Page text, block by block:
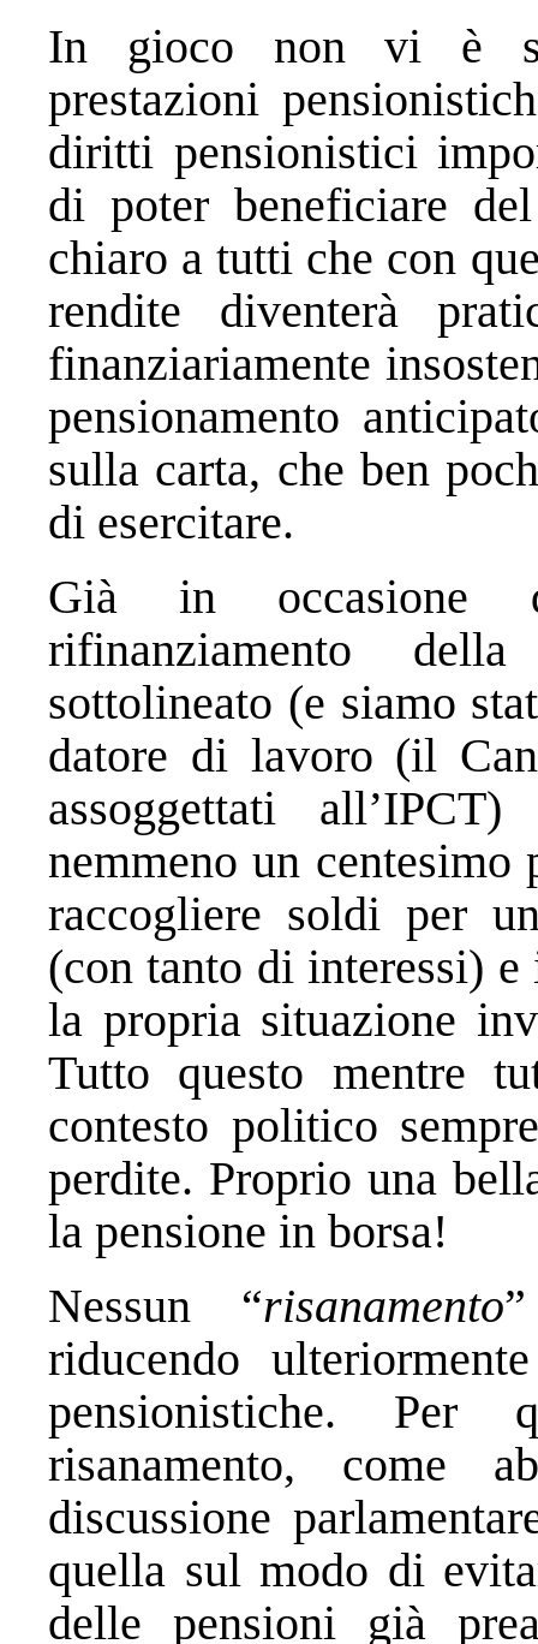
In gioco non vi è
prestazioni
diritti pensionistici
di poter beneficiare
chiaro a tutti che con
rendite diventerà
finanziariamente
pensionamento
sulla carta, che ben
di esercitare.
Già in occasione
rifinanziamento
sottolineato (e siamo
datore di lavoro (il
assoggettati
nemmeno un
raccogliere soldi per
(con tanto di interessi)
la propria situazione
Tutto questo mentre
contesto politico
perdite. Proprio una
la pensione in borsa!
Nessun “risanamento
riducendo
pensionistiche. Per
risanamento, come
discussione
quella sul modo di
delle pensioni già